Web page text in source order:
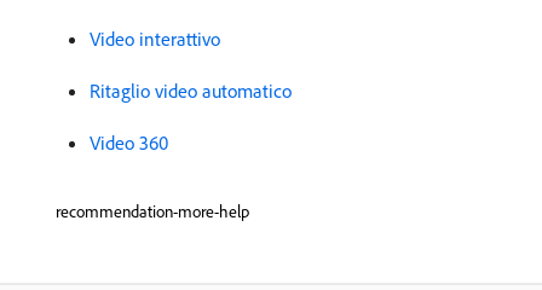
Video interattivo
Ritaglio video automatico
Video 360
recommendation-more-help